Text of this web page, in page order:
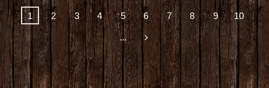
1 2 3 4 5 6 7 8 9 10
...